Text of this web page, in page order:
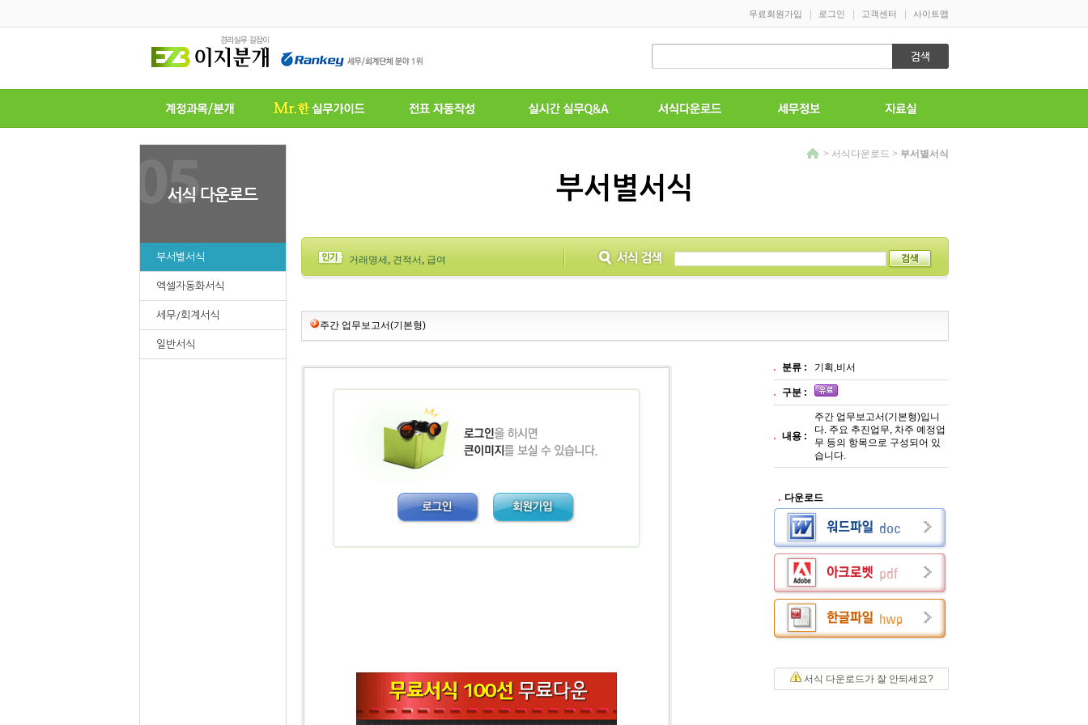
부서별서식
엑셀자동화서식
세무/회계서식
일반서식
> 서식다운로드 > 부서별서식
부서별서식
거래명세 , 견적서 , 급여
주간 업무보고서(기본형)
분류 : 기획,비서
구분 :
내용 :
주간 업무보고서(기본형)입니
다. 주요 추진업무, 차주 예정업
무 등의 항목으로 구성되어 있
습니다.
다운로드
서식 다운로드가 잘 안되세요?